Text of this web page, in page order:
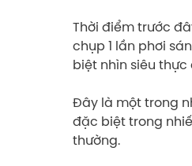
Thời điểm trước
chụp 1 lần phơi
biệt nhìn siêu thực
Đây là một trong
đặc biệt trong
thường.